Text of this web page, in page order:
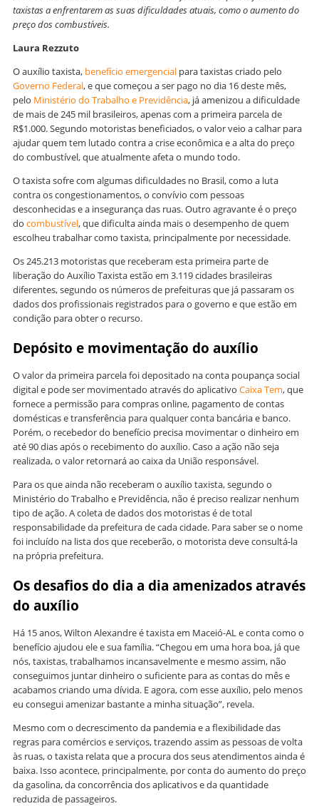
taxistas a enfrentarem as suas dificuldades atuais, como o aumento do
preço dos combustíveis.
Laura Rezzuto
O auxílio taxista, benefício emergencial para taxistas criado pelo
Governo Federal, e que começou a ser pago no dia 16 deste mês,
pelo Ministério do Trabalho e Previdência, já amenizou a dificuldade
de mais de 245 mil brasileiros, apenas com a primeira parcela de
R$1.000. Segundo motoristas beneficiados, o valor veio a calhar para
ajudar quem tem lutado contra a crise econômica e a alta do preço
do combustível, que atualmente afeta o mundo todo.
O taxista sofre com algumas dificuldades no Brasil, como a luta
contra os congestionamentos, o convívio com pessoas
desconhecidas e a insegurança das ruas. Outro agravante é o preço
do combustível, que dificulta ainda mais o desempenho de quem
escolheu trabalhar como taxista, principalmente por necessidade.
Os 245.213 motoristas que receberam esta primeira parte de
liberação do Auxílio Taxista estão em 3.119 cidades brasileiras
diferentes, segundo os números de prefeituras que já passaram os
dados dos profissionais registrados para o governo e que estão em
condição para obter o recurso.
Depósito e movimentação do auxílio
O valor da primeira parcela foi depositado na conta poupança social
digital e pode ser movimentado através do aplicativo Caixa Tem, que
fornece a permissão para compras online, pagamento de contas
domésticas e transferência para qualquer conta bancária e banco.
Porém, o recebedor do benefício precisa movimentar o dinheiro em
até 90 dias após o recebimento do auxílio. Caso a ação não seja
realizada, o valor retornará ao caixa da União responsável.
Para os que ainda não receberam o auxílio taxista, segundo o
Ministério do Trabalho e Previdência, não é preciso realizar nenhum
tipo de ação. A coleta de dados dos motoristas é de total
responsabilidade da prefeitura de cada cidade. Para saber se o nome
foi incluído na lista dos que receberão, o motorista deve consultá-la
na própria prefeitura.
Os desafios do dia a dia amenizados através
do auxílio
Há 15 anos, Wilton Alexandre é taxista em Maceió-AL e conta como o
benefício ajudou ele e sua família. “Chegou em uma hora boa, já que
nós, taxistas, trabalhamos incansavelmente e mesmo assim, não
conseguimos juntar dinheiro o suficiente para as contas do mês e
acabamos criando uma dívida. E agora, com esse auxílio, pelo menos
eu consegui amenizar bastante a minha situação”, revela.
Mesmo com o decrescimento da pandemia e a flexibilidade das
regras para comércios e serviços, trazendo assim as pessoas de volta
às ruas, o taxista relata que a procura dos seus atendimentos ainda é
baixa. Isso acontece, principalmente, por conta do aumento do preço
da gasolina, da concorrência dos aplicativos e da quantidade
reduzida de passageiros.